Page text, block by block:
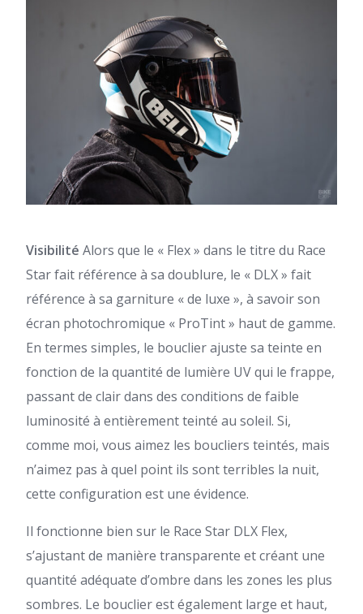
Visibilité Alors que le « Flex » dans le titre du Race
Star fait référence à sa doublure, le « DLX » fait
référence à sa garniture « de luxe », à savoir son
écran photochromique « ProTint » haut de gamme.
En termes simples, le bouclier ajuste sa teinte en
fonction de la quantité de lumière UV qui le frappe,
passant de clair dans des conditions de faible
luminosité à entièrement teinté au soleil. Si,
comme moi, vous aimez les boucliers teintés, mais
n’aimez pas à quel point ils sont terribles la nuit,
cette configuration est une évidence.
Il fonctionne bien sur le Race Star DLX Flex,
s’ajustant de manière transparente et créant une
quantité adéquate d’ombre dans les zones les plus
sombres. Le bouclier est également large et haut,